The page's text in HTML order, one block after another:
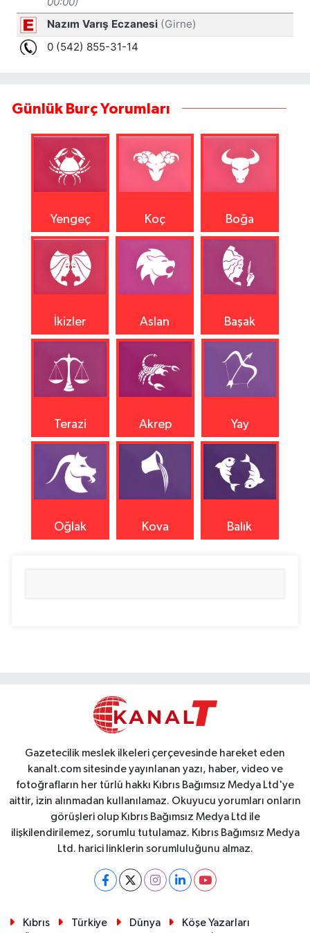
Günlük Burç Yorumları
Yengeç Koç Boğa
İkizler Aslan Başak
Terazi Akrep Yay
Oğlak Kova Balık
Gazetecilik meslek ilkeleri çerçevesinde hareket eden
kanalt.com sitesinde yayınlanan yazı, haber, video ve
fotoğrafların her türlü hakkı Kıbrıs Bağımsız Medya Ltd'ye
aittir, izin alınmadan kullanılamaz. Okuyucu yorumları onların
görüşleri olup Kıbrıs Bağımsız Medya Ltd ile
ilişkilendirilemez, sorumlu tutulamaz. Kıbrıs Bağımsız Medya
Ltd. harici linklerin sorumluluğunu almaz.
Kıbrıs Türkiye Dünya Köşe Yazarları